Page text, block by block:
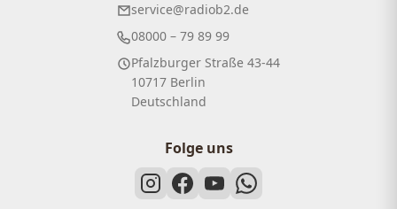
service@radiob2.de
08000 – 79 89 99
Pfalzburger Straße 43-44
10717 Berlin
Deutschland
Folge uns